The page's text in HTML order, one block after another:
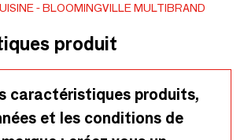
BLOOMINGVILLE MULTIBRAND
produit
caractéristiques produits,
et les conditions de